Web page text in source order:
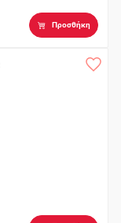
Προσθήκη